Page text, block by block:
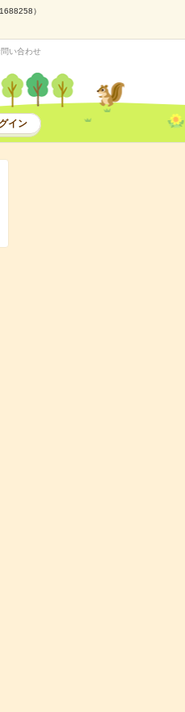
）
い合わせ
イン